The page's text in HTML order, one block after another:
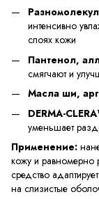
интенсивно
слоях кожи
Пантенол,
смягчают и
Масла ши,
DERMA-
уменьшает
Применение:
кожу и равномерно
средство
на слизистые